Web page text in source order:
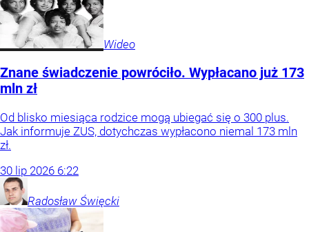
Wideo
Znane świadczenie powróciło. Wypłacano już 173
mln zł
Od blisko miesiąca rodzice mogą ubiegać się o 300 plus.
Jak informuje ZUS, dotychczas wypłacono niemal 173 mln
zł.
30 lip 2026 6:22
Radosław Święcki